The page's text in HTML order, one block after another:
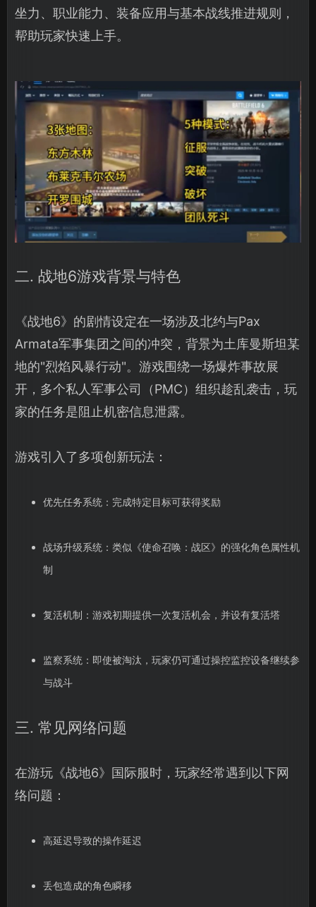
坐力、职业能力、装备应用与基本战线推进规则，
帮助玩家快速上手。
二. 战地6游戏背景与特色
《战地6》的剧情设定在一场涉及北约与Pax
Armata军事集团之间的冲突，背景为土库曼斯坦某
地的"烈焰风暴行动"。游戏围绕一场爆炸事故展
开，多个私人军事公司（PMC）组织趁乱袭击，玩
家的任务是阻止机密信息泄露。
游戏引入了多项创新玩法：
优先任务系统：完成特定目标可获得奖励
战场升级系统：类似《使命召唤：战区》的强化角色属性机
制
复活机制：游戏初期提供一次复活机会，并设有复活塔
监察系统：即使被淘汰，玩家仍可通过操控监控设备继续参
与战斗
三. 常见网络问题
在游玩《战地6》国际服时，玩家经常遇到以下网
络问题：
高延迟导致的操作延迟
丢包造成的角色瞬移